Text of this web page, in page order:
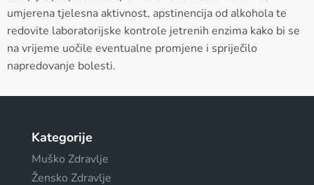
umjerena tjelesna aktivnost, apstinencija od alkohola te
redovite laboratorijske kontrole jetrenih enzima kako bi se
na vrijeme uočile eventualne promjene i spriječilo
napredovanje bolesti.
Kategorije
Muško Zdravlje
Žensko Zdravlje